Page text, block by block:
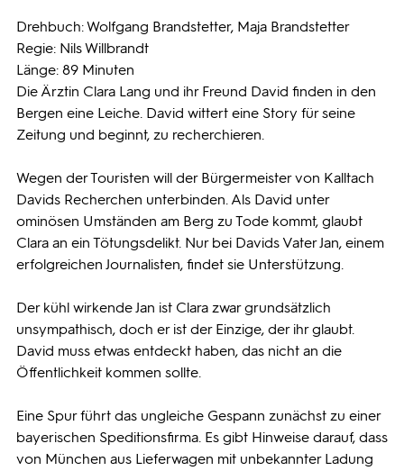
Drehbuch: Wolfgang Brandstetter, Maja Brandstetter
Regie: Nils Willbrandt
Länge: 89 Minuten
Die Ärztin Clara Lang und ihr Freund David finden in den
Bergen eine Leiche. David wittert eine Story für seine
Zeitung und beginnt, zu recherchieren.
Wegen der Touristen will der Bürgermeister von Kalltach
Davids Recherchen unterbinden. Als David unter
ominösen Umständen am Berg zu Tode kommt, glaubt
Clara an ein Tötungsdelikt. Nur bei Davids Vater Jan, einem
erfolgreichen Journalisten, findet sie Unterstützung.
Der kühl wirkende Jan ist Clara zwar grundsätzlich
unsympathisch, doch er ist der Einzige, der ihr glaubt.
David muss etwas entdeckt haben, das nicht an die
Öffentlichkeit kommen sollte.
Eine Spur führt das ungleiche Gespann zunächst zu einer
bayerischen Speditionsfirma. Es gibt Hinweise darauf, dass
von München aus Lieferwagen mit unbekannter Ladung